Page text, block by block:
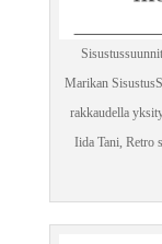
Marikan
rakkaudella
Iida Tani, Retro